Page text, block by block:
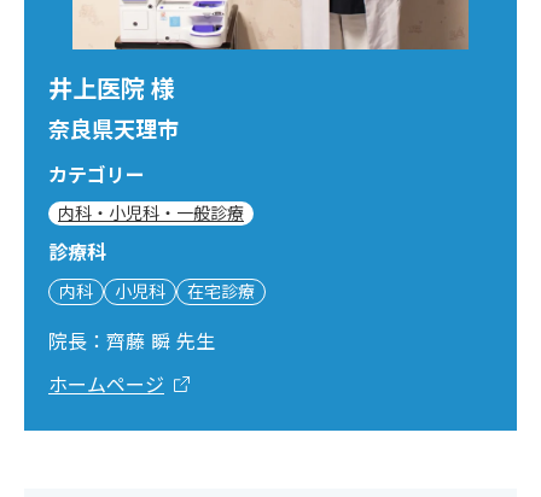
井上医院 様
奈良県天理市
カテゴリー
内科・小児科・一般診療
診療科
内科 小児科 在宅診療
院長：齊藤 瞬 先生
ホームページ